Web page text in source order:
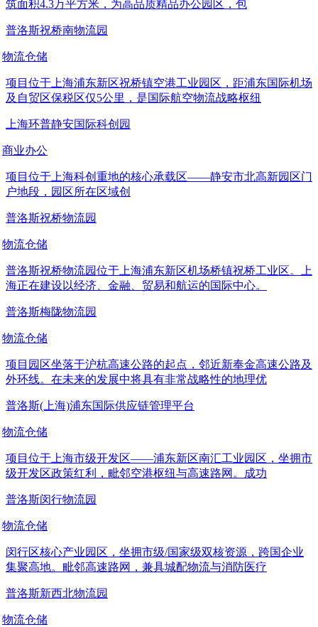
筑面积4.3万平方米，为高品质精品办公园区，包
普洛斯祝桥南物流园
物流仓储
项目位于上海浦东新区祝桥镇空港工业园区，距浦东国际机场
及自贸区保税区仅5公里，是国际航空物流战略枢纽
上海环普静安国际科创园
商业办公
项目位于上海科创重地的核心承载区——静安市北高新园区门
户地段，园区所在区域创
普洛斯祝桥物流园
物流仓储
普洛斯祝桥物流园位于上海浦东新区机场桥镇祝桥工业区。上
海正在建设以经济、金融、贸易和航运的国际中心。
普洛斯梅陇物流园
物流仓储
项目园区坐落于沪杭高速公路的起点，邻近新奉金高速公路及
外环线。在未来的发展中将具有非常战略性的地理优
普洛斯(上海)浦东国际供应链管理平台
物流仓储
项目位于上海市级开发区——浦东新区南汇工业园区，坐拥市
级开发区政策红利，毗邻空港枢纽与高速路网。成功
普洛斯闵行物流园
物流仓储
闵行区核心产业园区，坐拥市级/国家级双核资源，跨国企业
集聚高地。毗邻高速路网，兼具城配物流与消防医疗
普洛斯新西北物流园
物流仓储